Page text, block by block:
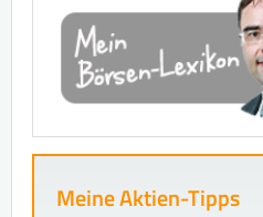
Meine Aktien-Tipps